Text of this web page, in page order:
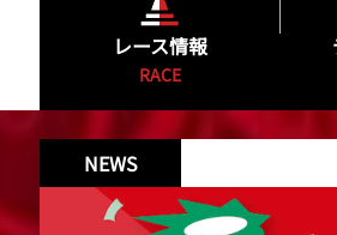
レース情報
RACE
シリーズインデックス
出場予定選手一覧
NEWS